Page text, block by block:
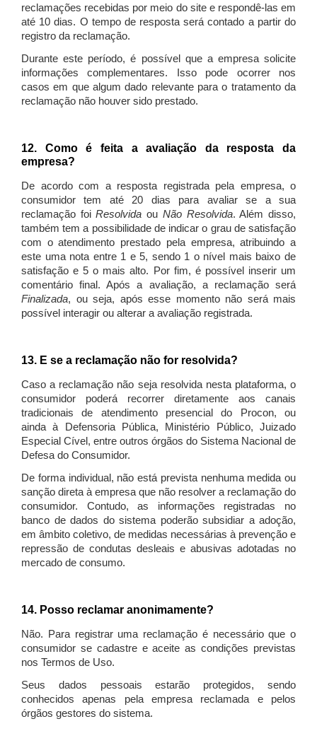
reclamações recebidas por meio do site e respondê-las em
até 10 dias. O tempo de resposta será contado a partir do
registro da reclamação.
Durante este período, é possível que a empresa solicite
informações complementares. Isso pode ocorrer nos
casos em que algum dado relevante para o tratamento da
reclamação não houver sido prestado.
12. Como é feita a avaliação da resposta da
empresa?
De acordo com a resposta registrada pela empresa, o
consumidor tem até 20 dias para avaliar se a sua
reclamação foiResolvida ou Não Resolvida. Além disso,
também tem a possibilidade de indicar o grau de satisfação
com o atendimento prestado pela empresa, atribuindo a
este uma nota entre 1 e 5, sendo 1 o nível mais baixo de
satisfação e 5 o mais alto. Por fim, é possível inserir um
comentário final. Após a avaliação, a reclamação será
Finalizada, ou seja, após esse momento não será mais
possível interagir ou alterar a avaliação registrada.
13. E se a reclamação não for resolvida?
Caso a reclamação não seja resolvida nesta plataforma, o
consumidor poderá recorrer diretamente aos canais
tradicionais de atendimento presencial do Procon, ou
ainda à Defensoria Pública, Ministério Público, Juizado
Especial Cível, entre outros órgãos do Sistema Nacional de
Defesa do Consumidor.
De forma individual, não está prevista nenhuma medida ou
sanção direta à empresa que não resolver a reclamação do
consumidor. Contudo, as informações registradas no
banco de dados do sistema poderão subsidiar a adoção,
em âmbito coletivo, de medidas necessárias à prevenção e
repressão de condutas desleais e abusivas adotadas no
mercado de consumo.
14. Posso reclamar anonimamente?
Não. Para registrar uma reclamação é necessário que o
consumidor se cadastre e aceite as condições previstas
nos Termos de Uso.
Seus dados pessoais estarão protegidos, sendo
conhecidos apenas pela empresa reclamada e pelos
órgãos gestores do sistema.